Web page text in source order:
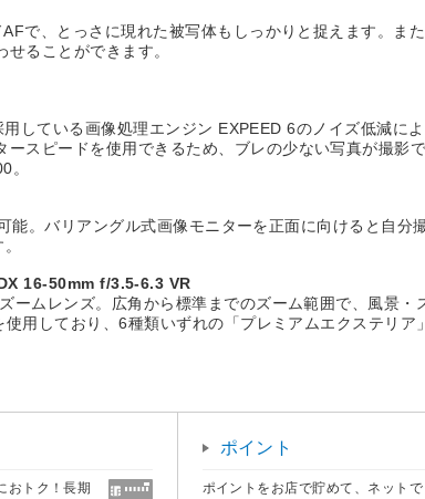
で、とっさに現れた被写体もしっかりと捉えます。ま
ることができます。
ている画像処理エンジン EXPEED 6のノイズ低減に
スピードを使用できるため、ブレの少ない写真が撮影で
。
。バリアングル式画像モニターを正面に向けると自分
16-50mm f/3.5-6.3 VR
ムレンズ。広角から標準までのズーム範囲で、風景
用しており、6種類いずれの「プレミアムエクステリア
おトク！長期
ポイント
ポイントをお店で貯めて、ネットで